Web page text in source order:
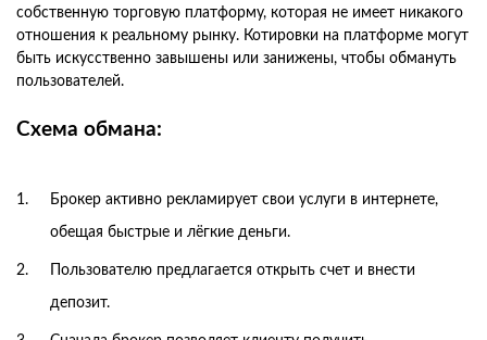
собственную торговую платформу, которая не имеет никакого
отношения к реальному рынку. Котировки на платформе могут
быть искусственно завышены или занижены, чтобы обмануть
пользователей.
Схема обмана:
Брокер активно рекламирует свои услуги в интернете,
обещая быстрые и лёгкие деньги.
Пользователю предлагается открыть счет и внести
депозит.